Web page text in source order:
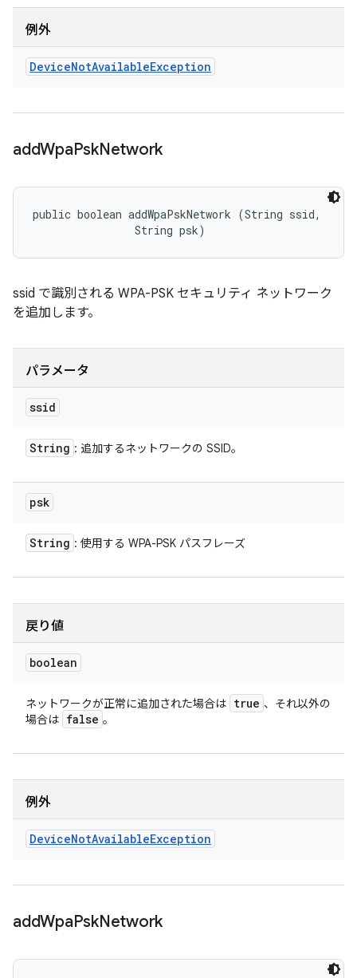
例外
DeviceNotAvailableException
addWpaPskNetwork
public boolean addWpaPskNetwork (String ssid,
                String psk)
ssid で識別される WPA-PSK セキュリティ ネットワーク
を追加します。
パラメータ
ssid
String : 追加するネットワークの SSID。
psk
String : 使用する WPA-PSK パスフレーズ
戻り値
boolean
ネットワークが正常に追加された場合は true 、それ以外の
場合は false 。
例外
DeviceNotAvailableException
addWpaPskNetwork